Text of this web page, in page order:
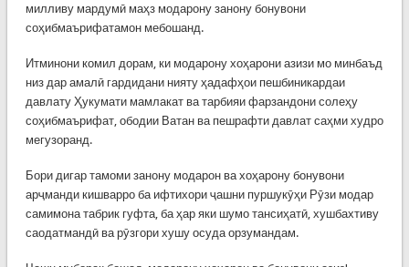
милливу мардумӣ маҳз модарону занону бонувони
соҳибмаърифатамон мебошанд.
Итминони комил дорам, ки модарону хоҳарони азизи мо минбаъд
низ дар амалӣ гардидани нияту ҳадафҳои пешбиникардаи
давлату Ҳукумати мамлакат ва тарбияи фарзандони солеҳу
соҳибмаърифат, ободии Ватан ва пешрафти давлат саҳми худро
мегузоранд.
Бори дигар тамоми занону модарон ва хоҳарону бонувони
арҷманди кишварро ба ифтихори ҷашни пуршукӯҳи Рӯзи модар
самимона табрик гуфта, ба ҳар яки шумо тансиҳатӣ, хушбахтиву
саодатмандӣ ва рӯзгори хушу осуда орзумандам.